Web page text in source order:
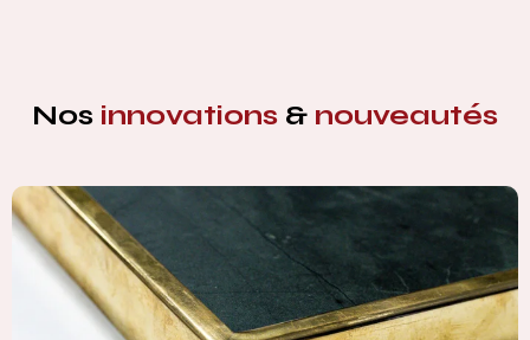
Nos innovations & nouveautés